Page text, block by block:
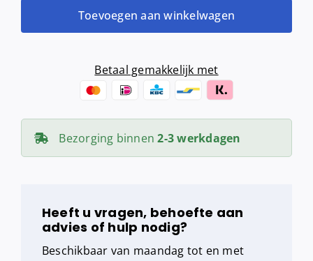
Hygiënezakjesdispenser
RVS
Toevoegen aan winkelwagen
Betaal gemakkelijk met
Bezorging binnen2-3 werkdagen
Heeft u vragen, behoefte aan
advies of hulp nodig?
Beschikbaar van maandag tot en met